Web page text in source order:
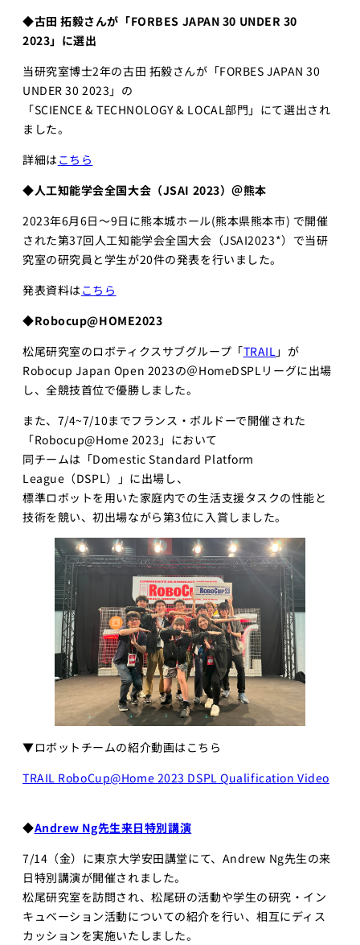
◆古田 拓毅さんが「FORBES JAPAN 30 UNDER 30
2023」に選出
当研究室博士2年の古田 拓毅さんが「FORBES JAPAN 30
UNDER 30 2023」の
「SCIENCE & TECHNOLOGY & LOCAL部門」にて選出され
ました。
詳細はこちら
◆人工知能学会全国大会（JSAI 2023）＠熊本
2023年6月6日～9日に熊本城ホール(熊本県熊本市) で開催
された第37回人工知能学会全国大会（JSAI2023*）で当研
究室の研究員と学生が20件の発表を行いました。
発表資料はこちら
◆Robocup​@HOME2023​
松尾研究室のロボティクスサブグループ「TRAIL」が
Robocup Japan Open 2023の＠HomeDSPLリーグに出場
し、全競技首位で優勝しました。
また、7/4~7/10までフランス・ボルドーで開催された
「Robocup@Home 2023」において
同チームは「Domestic Standard Platform
League（DSPL）」に出場し、
標準ロボットを用いた家庭内での生活支援タスクの性能と
技術を競い、初出場ながら第3位に入賞しました。
▼ロボットチームの紹介動画はこちら
TRAIL RoboCup@Home 2023 DSPL Qualification Video
◆Andrew Ng先生来日特別講演​
7/14（金）に東京大学安田講堂にて、Andrew Ng先生の来
日特別講演が開催されました。
松尾研究室を訪問され、松尾研の活動や学生の研究・イン
キュベーション活動についての紹介を行い、相互にディス
カッションを実施いたしました。